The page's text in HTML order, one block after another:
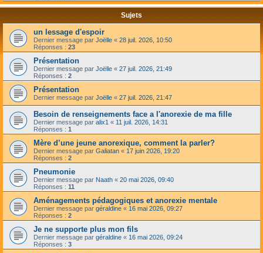
Sujets
un lessage d'espoir
Dernier message par Joëlle « 28 juil. 2026, 10:50
Réponses : 23
Présentation
Dernier message par Joëlle « 27 juil. 2026, 21:49
Réponses : 2
Présentation
Dernier message par Joëlle « 27 juil. 2026, 21:47
Besoin de renseignements face a l'anorexie de ma fille
Dernier message par alix1 « 11 juil. 2026, 14:31
Réponses : 1
Mère d’une jeune anorexique, comment la parler?
Dernier message par Galiatan « 17 juin 2026, 19:20
Réponses : 2
Pneumonie
Dernier message par Naath « 20 mai 2026, 09:40
Réponses : 11
Aménagements pédagogiques et anorexie mentale
Dernier message par géraldine « 16 mai 2026, 09:27
Réponses : 2
Je ne supporte plus mon fils
Dernier message par géraldine « 16 mai 2026, 09:24
Réponses : 3